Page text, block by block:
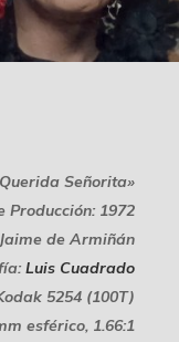
Señorita»
Producción: 1972
de Armiñán
Luis Cuadrado
5254 (100T)
esférico, 1.66:1